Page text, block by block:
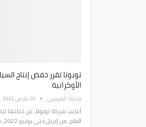
تويوتا تقرر خفض إنتاج
الأوكرانية
محمد الشربيني 20 مارس 2022
أعلنت شركة تويوتا، عن خطتها
العام، من إبريل حتى يونيو 2022، بسبب المشاكل…